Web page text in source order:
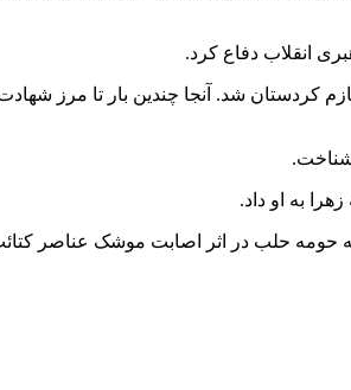
کردستان شد. آنجا چندین بار تا مرز
پس از وداع با دوستان شهیدش به سوریه رفت و در تاریخ ۱۶ آذر در منطقه خلصه